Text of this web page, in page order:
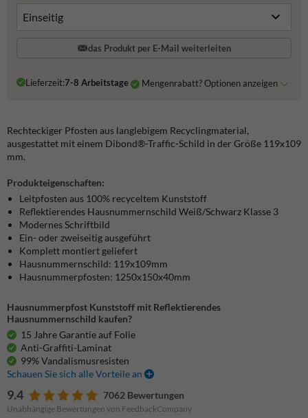
das Produkt per E-Mail weiterleiten
Lieferzeit:7-8 Arbeitstage Mengenrabatt? Optionen anzeigen
Rechteckiger Pfosten aus langlebigem Recyclingmaterial,
ausgestattet mit einem Dibond®-Traffic-Schild in der Größe 119x109
mm.
Produkteigenschaften:
Leitpfosten aus 100% recyceltem Kunststoff
Reflektierendes Hausnummernschild Weiß/Schwarz Klasse 3
Modernes Schriftbild
Ein- oder zweiseitig ausgeführt
Komplett montiert geliefert
Hausnummernschild: 119x109mm
Hausnummerpfosten: 1250x150x40mm
Hausnummerpfost Kunststoff mit Reflektierendes
Hausnummernschild kaufen?
15 Jahre Garantie auf Folie
Anti-Graffiti-Laminat
99% Vandalismusresisten
Schauen Sie sich alle Vorteile an
9.4 7062 Bewertungen
Unabhängige Bewertungen von FeedbackCompany